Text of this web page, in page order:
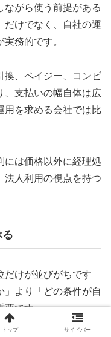
ながら使う前提がある
だけでなく、自社の運
務的です。
換、ペイジー、コンビ
、支払いの幅自体は広
用を求める会社では比
には価格以外に経理処
法人利用の視点を持つ
だけが並びがちです
」より「どの条件が自
要です。
トップ サイドバー